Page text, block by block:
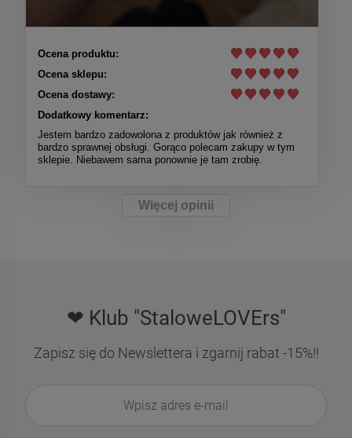
Ocena produktu:
Ocena sklepu:
Ocena dostawy:
Dodatkowy komentarz:
Jestem bardzo zadowolona z produktów jak również z
bardzo sprawnej obsługi. Gorąco polecam zakupy w tym
sklepie. Niebawem sama ponownie je tam zrobię.
Więcej opinii
❤ Klub "StaloweLOVErs"
Zapisz się do Newslettera i zgarnij rabat -15%!!